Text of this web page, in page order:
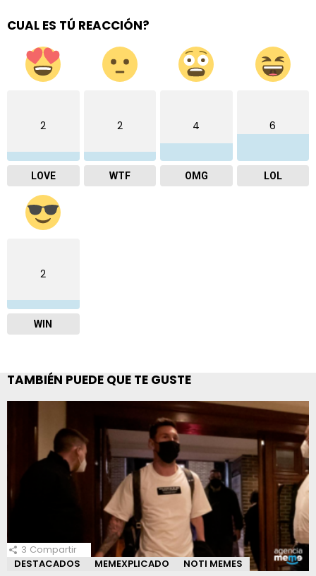
CUAL ES TÚ REACCIÓN?
2
LOVE
2
WTF
4
OMG
6
LOL
2
WIN
TAMBIÉN PUEDE QUE TE GUSTE
3 Compartir
DESTACADOS
MEMEXPLICADO NOTI MEMES